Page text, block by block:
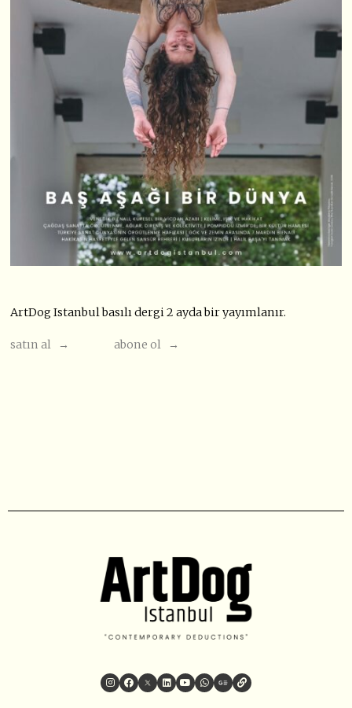
ArtDog Istanbul basılı dergi 2 ayda bir yayımlanır.
satın al → abone ol →